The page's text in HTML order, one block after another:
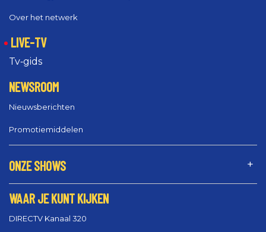
Over het netwerk
LIVE-TV
Tv‑gids
NEWSROOM
Nieuwsberichten
Promotiemiddelen
ONZE SHOWS
WAAR JE KUNT KIJKEN
DIRECTV Kanaal 320